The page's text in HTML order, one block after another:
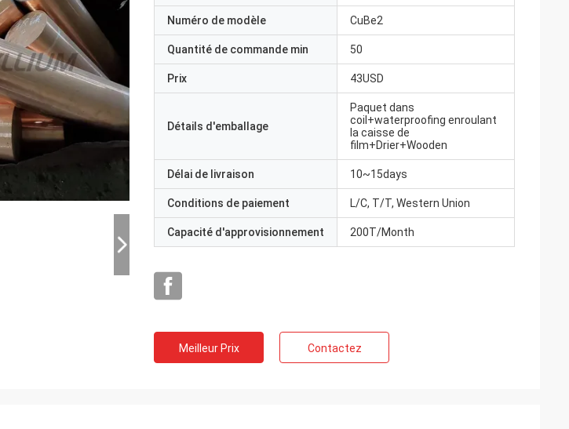
Numéro de modèle CuBe2
Quantité de commande min 50
Prix 43USD
Détails d'emballage
Paquet dans
coil+waterproofing enroulant
la caisse de
film+Drier+Wooden
Délai de livraison 10~15days
Conditions de paiement L/C, T/T, Western Union
Capacité d'approvisionnement 200T/Month
Meilleur Prix Contactez